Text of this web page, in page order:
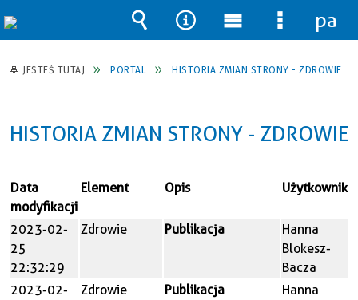
JESTEŚ TUTAJ PORTAL HISTORIA ZMIAN STRONY - ZDROWIE
HISTORIA ZMIAN STRONY - ZDROWIE
Data
modyfikacji
Element Opis Użytkownik
2023-02-
25
22:32:29
Zdrowie Publikacja
Hanna
Blokesz-
Bacza
2023-02-
Zdrowie Publikacja
Hanna
Wyszukiwarka
Narzędzia
Menu
główne
Menu